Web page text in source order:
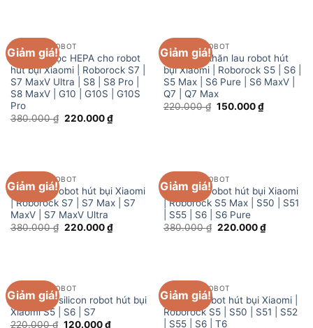
Giảm giá!
PHỤ KIỆN ROBOT
Combo 2 lọc HEPA cho robot
hút bụi Xiaomi | Roborock S7 |
S7 MaxV Ultra | S8 | S8 Pro |
S8 MaxV | G10 | G10S | G10S
Pro
380.000₫ Giá
220.000₫Giá
hiện
Giảm giá!
PHỤ KIỆN ROBOT
Combo 2 khăn lau robot hút
bụi Xiaomi | Roborock S5 | S6 |
S5 Max | S6 Pure | S6 MaxV |
Q7 | Q7 Max
220.000₫ Giá
150.000₫Giá
hiện
Giảm giá!
PHỤ KIỆN ROBOT
Chổi giữa robot hút bụi Xiaomi
| Roborock S7 | S7 Max | S7
MaxV | S7 MaxV Ultra
380.000₫ Giá
220.000₫Giá
hiện
Giảm giá!
PHỤ KIỆN ROBOT
Chổi giữa robot hút bụi Xiaomi
| Roborock S5 Max | S50 | S51
| S55 | S6 | S6 Pure
380.000₫ Giá
220.000₫Giá
hiện
Giảm giá!
PHỤ KIỆN ROBOT
Chổi cạnh silicon robot hút bụi
Xiaomi S5 | S6 | S7
220.000₫ Giá
120.000₫Giá
Giảm giá!
PHỤ KIỆN ROBOT
Hộp rác robot hút bụi Xiaomi |
Roborock S5 | S50 | S51 | S52
| S55 | S6 | T6